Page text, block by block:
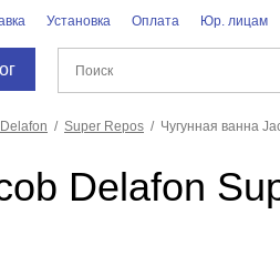
Установка Оплата Юр. лицам
Delafon Super Repos Чугунная ванна
Delafon